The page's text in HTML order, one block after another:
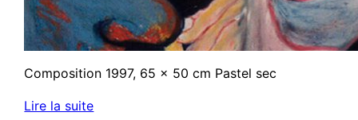
Composition 1997, 65 x 50 cm Pastel sec
Lire la suite